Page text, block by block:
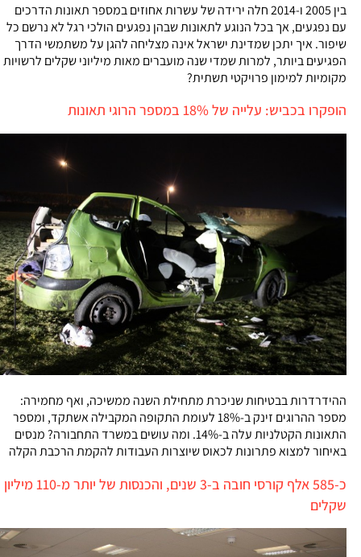
בין 2005 ו-2014 חלה ירידה של עשרות אחוזים במספר תאונות הדרכים
עם נפגעים, אך בכל הנוגע לתאונות שבהן נפגעים הולכי רגל לא נרשם כל
שיפור. איך יתכן שמדינת ישראל אינה מצליחה להגן על משתמשי הדרך
הפגיעים ביותר, למרות שמדי שנה מועברים מאות מיליוני שקלים לרשויות
מקומיות למימון פרויקטי תשתית?
הופקרו בכביש: עלייה של 18% במספר הרוגי תאונות
ההידרדרות בבטיחות שניכרת מתחילת השנה ממשיכה, ואף מחמירה:
מספר ההרוגים זינק ב-18% לעומת התקופה המקבילה אשתקד, ומספר
התאונות הקטלניות עלה ב-14%. ומה עושים במשרד התחבורה? מנסים
באיחור למצוא פתרונות לכאוס שיוצרות העבודות להקמת הרכבת הקלה
כ-585 אלף קורסי חובה ב-3 שנים, והכנסות של יותר מ-110 מיליון
שקלים